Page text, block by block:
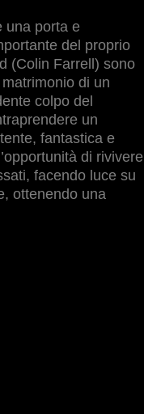
una porta e
del proprio
(Colin Farrell) sono
di un
colpo del
un
fantastica e
di rivivere
facendo luce su
ottenendo una